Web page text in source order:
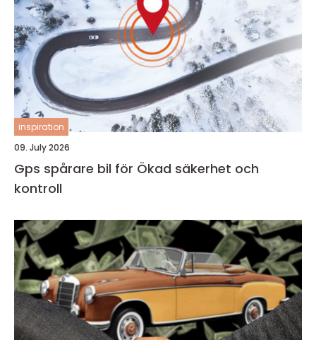
inspiration
09. July 2026
Gps spårare bil för Ökad säkerhet och
kontroll